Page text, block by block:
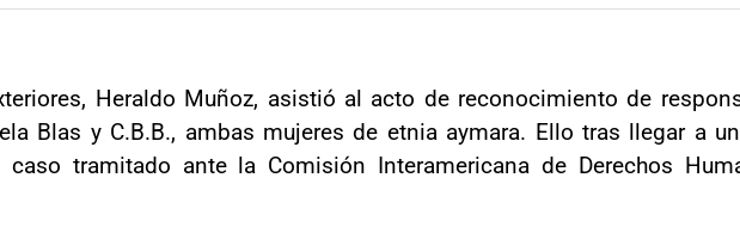
Heraldo Muñoz, asistió al acto de reconocimiento de
Blas y C.B.B., ambas mujeres de etnia aymara. Ello tras llegar a
tramitado ante la Comisión Interamericana de Derechos